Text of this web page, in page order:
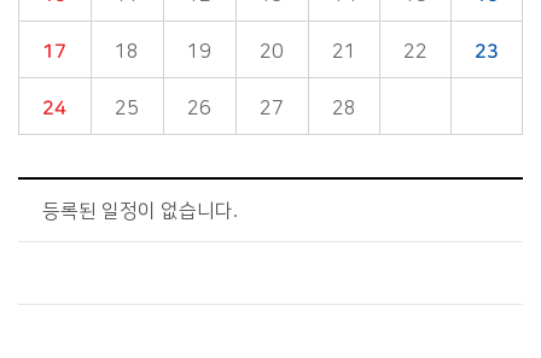
17 18 19 20 21 22 23
24 25 26 27 28
등록된 일정이 없습니다.